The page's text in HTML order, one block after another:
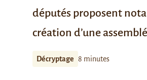
députés proposent
création d’une
Décryptage 8 minutes